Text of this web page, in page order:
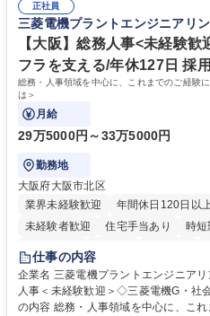
募集職種 【大阪・京都・滋賀】営業事
えて、お客様や社員の状況に合わせ、
待され。組織を支えるスペシャリスト
社員から頼られる存在になることが
務の持ち帰りも禁止されており、メリ
歴・資格 学歴：大学院 大学 高専 短大
正社員
三菱電機プラントエンジニアリ
【大阪】総務人事<未経験
フラを支える/年休127日 採
総務・人事領域を中心に、これまでのご経験
は＞
月給
29万5000円～33万5000円
勤務地
大阪府大阪市北区
業界未経験歓迎
年間休日120日以
未経験者歓迎
住宅手当あり 時短
退職金あり
駅近5分以内
土日祝休み 服装自
仕事の内容
企業名 三菱電機プラントエンジニアリング株式会社
人事＜未経験歓迎＞◇三菱電機G・社会
の内容 総務・人事領域を中心に、こ